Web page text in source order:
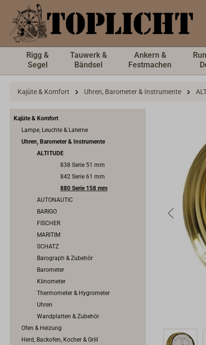
springen
Rigg &
Segel
Tauwerk &
Bändsel
Ankern &
Festmachen
Kajüte & Komfort Uhren, Barometer & Instrumente
Kajüte & Komfort
Lampe, Leuchte & Laterne
Uhren, Barometer & Instrumente
ALTITUDE
838 Serie 51 mm
842 Serie 61 mm
880 Serie 158 mm
AUTONAUTIC
BARIGO
FISCHER
MARITIM
SCHATZ
Barograph & Zubehör
Barometer
Klinometer
Thermometer & Hygrometer
Uhren
Wandplatten & Zubehör
Ofen & Heizung
Herd, Backofen, Kocher & Grill